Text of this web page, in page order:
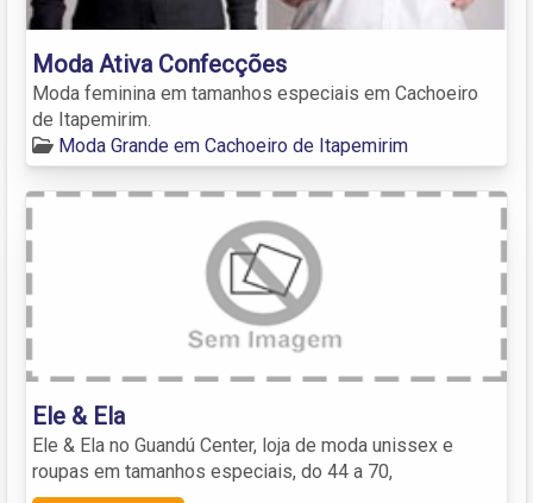
Moda Ativa Confecções
Moda feminina em tamanhos especiais em Cachoeiro
de Itapemirim.
Moda Grande em Cachoeiro de Itapemirim
Ele & Ela
Ele & Ela no Guandú Center, loja de moda unissex e
roupas em tamanhos especiais, do 44 a 70,